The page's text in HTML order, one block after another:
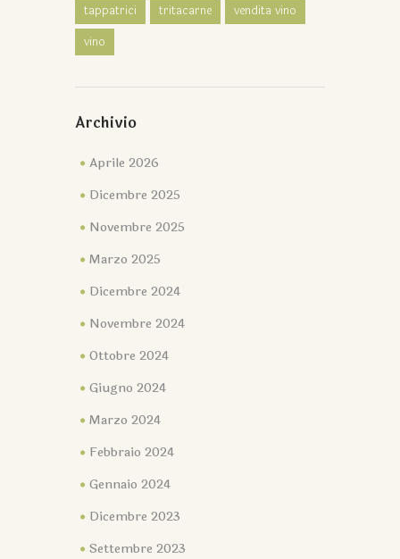
tappatrici
tritacarne
vendita vino
vino
Archivio
Aprile 2026
Dicembre 2025
Novembre 2025
Marzo 2025
Dicembre 2024
Novembre 2024
Ottobre 2024
Giugno 2024
Marzo 2024
Febbraio 2024
Gennaio 2024
Dicembre 2023
Settembre 2023